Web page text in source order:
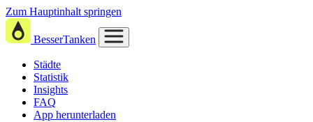
Zum Hauptinhalt springen
BesserTanken
Städte
Statistik
Insights
FAQ
App herunterladen